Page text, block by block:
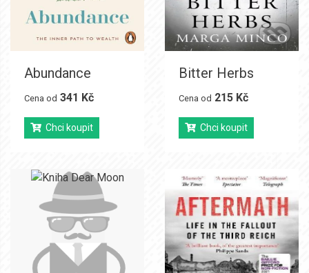
Abundance
Cena od 341 Kč
Chci koupit
Bitter Herbs
Cena od 215 Kč
Chci koupit